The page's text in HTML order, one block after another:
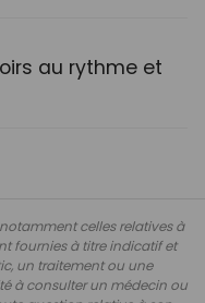
au rythme et
celles relatives à
fournies à titre indicatif et
un traitement ou une
à consulter un médecin ou